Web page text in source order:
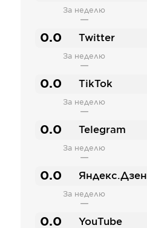
За неделю
—
0.0 Twitter
За неделю
—
0.0 TikTok
За неделю
—
0.0 Telegram
За неделю
—
0.0 Яндекс.Дзен
За неделю
—
0.0 YouTube